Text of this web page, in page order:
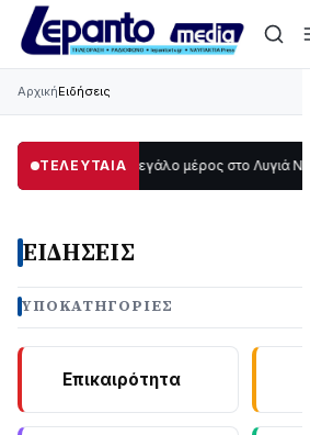
ΑρχικήΕιδήσεις
ΤΕΛΕΥΤΑΙΑ
Στο σκοτάδι μεγάλο μέρος στο Λυγιά Ναυπάκτου
ΕΙΔΉΣΕΙΣ
ΥΠΟΚΑΤΗΓΟΡΊΕΣ
Επικαιρότητα